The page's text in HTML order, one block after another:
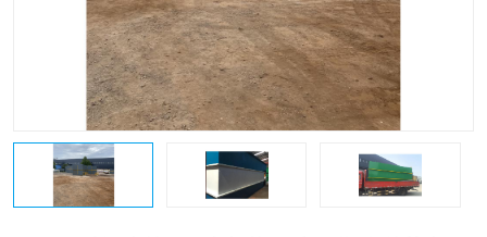
一体化污水处理设备 食品制造业污水处理设备
医院辐射污水衰变池